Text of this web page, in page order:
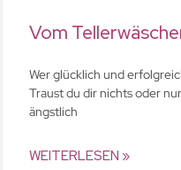
Vom
Wer glücklich und
Traust du dir nichts oder
ängstlich
WEITERLESEN »